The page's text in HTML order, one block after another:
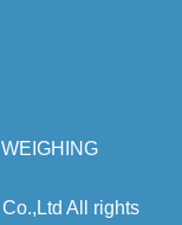
All rights